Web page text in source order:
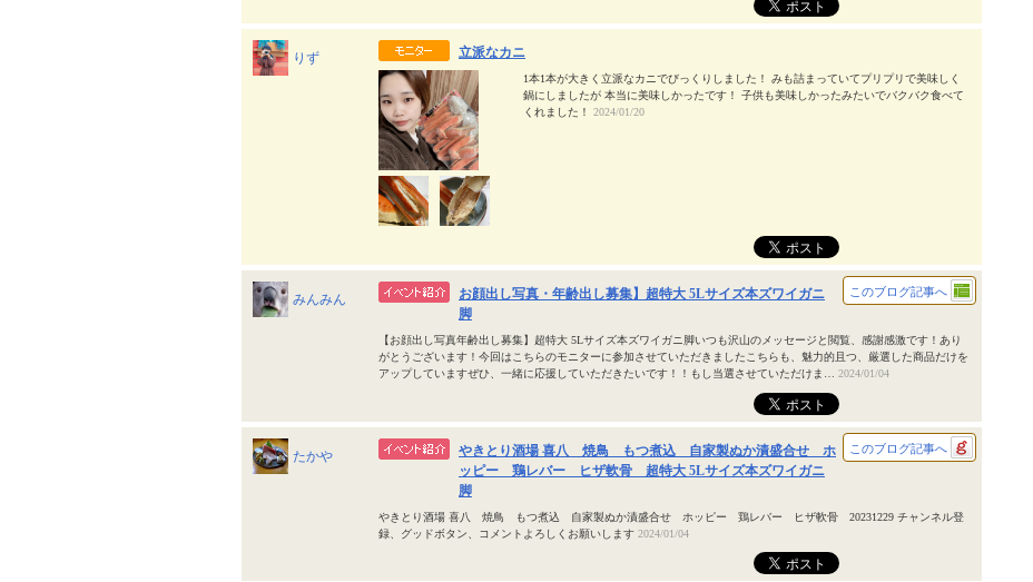
りず 立派なカニ
1本1本が大きく立派なカニでびっくりしました！ みも詰まっていてプリプリで美味しく
鍋にしましたが 本当に美味しかったです！ 子供も美味しかったみたいでバクバク食べて
くれました！ 2024/01/20
みんみん
お顔出し写真・年齢出し募集】超特大 5Lサイズ本ズワイガニ
脚
【お顔出し写真年齢出し募集】超特大 5Lサイズ本ズワイガニ脚いつも沢山のメッセージと閲覧、感謝感激です！あり
がとうございます！今回はこちらのモニターに参加させていただきましたこちらも、魅力的且つ、厳選した商品だけを
アップしていますぜひ、一緒に応援していただきたいです！！もし当選させていただけま… 2024/01/04
このブログ記事へ
たかや
やきとり酒場 喜八 焼鳥 もつ煮込 自家製ぬか漬盛合せ ホ
ッピー 鶏レバー ヒザ軟骨 超特大 5Lサイズ本ズワイガニ
脚
やきとり酒場 喜八 焼鳥 もつ煮込 自家製ぬか漬盛合せ ホッピー 鶏レバー ヒザ軟骨 20231229 チャンネル登
録、グッドボタン、コメントよろしくお願いします 2024/01/04
このブログ記事へ